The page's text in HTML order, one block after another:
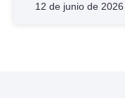
12 de junio de 2026